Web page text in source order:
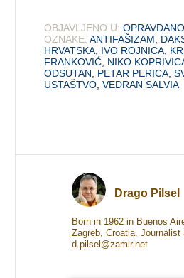
OBJAVLJENO U:
OZNAKE: ANTIFAŠIZAM
HRVATSKA IVO ROJNICA
FRANKOVIĆ NIKO
ODSUTAN
PETAR PERICA ,
USTAŠTVO ,VEDRAN SALVIA
Drago Pilsel
Born in 1962 in Buenos
Zagreb, Croatia. Journalist
d.pilsel@zamir.net